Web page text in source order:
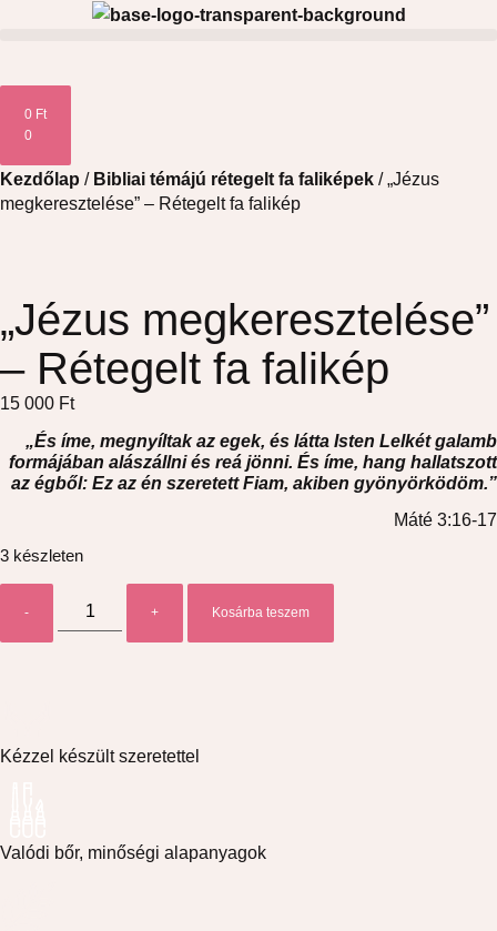
0 Ft
0
Kezdőlap / Bibliai témájú rétegelt fa faliképek / „Jézus
megkeresztelése” – Rétegelt fa falikép
„Jézus megkeresztelése”
– Rétegelt fa falikép
15 000 Ft
„És íme, megnyíltak az egek, és látta Isten Lelkét galamb
formájában alászállni és reá jönni. És íme, hang hallatszott
az égből: Ez az én szeretett Fiam, akiben gyönyörködöm.”
Máté 3:16-17
3 készleten
- + Kosárba teszem
Kézzel készült szeretettel
Valódi bőr, minőségi alapanyagok